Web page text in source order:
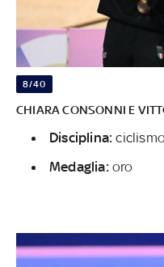
8/40
CHIARA CONSONNI E
Disciplina:
Medaglia:oro